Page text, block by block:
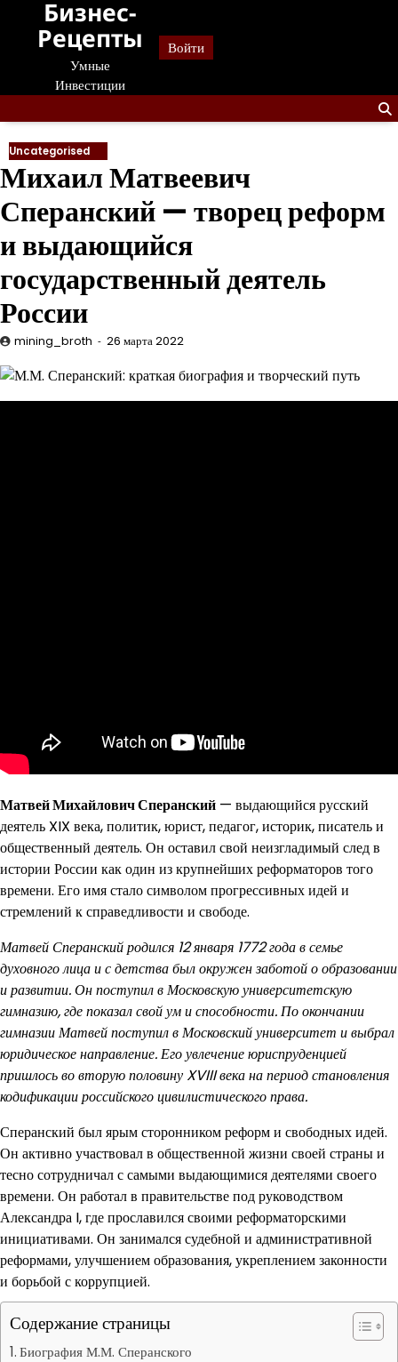
Перейти
содержанию
Бизнес-
Рецепты
Умные
Инвестиции
Войти
Uncategorised
Михаил Матвеевич
Сперанский — творец реформ
и выдающийся
государственный деятель
России
mining_broth 26 марта 2022
Матвей Михайлович Сперанский — выдающийся русский
деятель XIX века, политик, юрист, педагог, историк, писатель и
общественный деятель. Он оставил свой неизгладимый след в
истории России как один из крупнейших реформаторов того
времени. Его имя стало символом прогрессивных идей и
стремлений к справедливости и свободе.
Матвей Сперанский родился 12 января 1772 года в семье
духовного лица и с детства был окружен заботой о образовании
и развитии. Он поступил в Московскую университетскую
гимназию, где показал свой ум и способности. По окончании
гимназии Матвей поступил в Московский университет и выбрал
юридическое направление. Его увлечение юриспруденцией
пришлось во вторую половину XVIII века на период становления
кодификации российского цивилистического права.
Сперанский был ярым сторонником реформ и свободных идей.
Он активно участвовал в общественной жизни своей страны и
тесно сотрудничал с самыми выдающимися деятелями своего
времени. Он работал в правительстве под руководством
Александра I, где прославился своими реформаторскими
инициативами. Он занимался судебной и административной
реформами, улучшением образования, укреплением законности
и борьбой с коррупцией.
Содержание страницы
Биография М.М. Сперанского